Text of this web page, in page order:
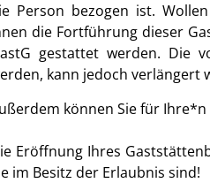
Person bezogen ist.
die Fortführung dieser
gestattet werden. Die
kann jedoch verlängert
können Sie für
Eröffnung Ihres
im Besitz der Erlaubnis sind!